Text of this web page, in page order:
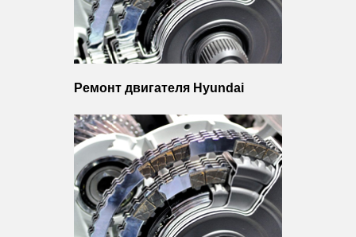
Ремонт двигателя Hyundai